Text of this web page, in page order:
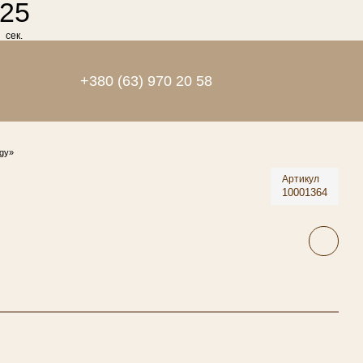
25
сек.
+380 (63) 970 20 58
Артикул
10001364